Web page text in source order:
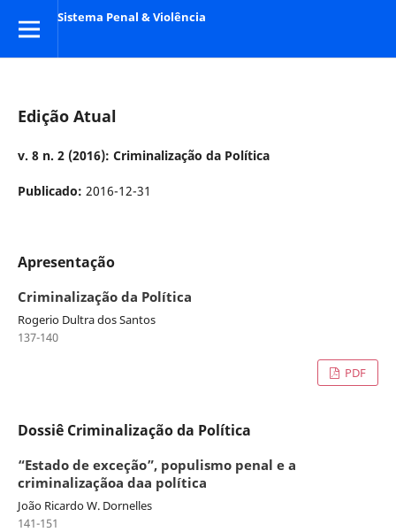
Sistema Penal & Violência
Edição Atual
v. 8 n. 2 (2016): Criminalização da Política
Publicado: 2016-12-31
Apresentação
Criminalização da Política
Rogerio Dultra dos Santos
137-140
PDF
Dossiê Criminalização da Política
“Estado de exceção”, populismo penal e a
criminalizaçãoa daa política
João Ricardo W. Dornelles
141-151